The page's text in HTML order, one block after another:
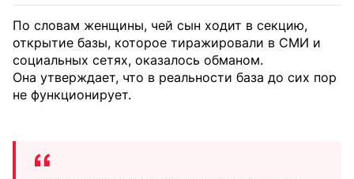
По словам женщины, чей сын ходит в секцию,
открытие базы, которое тиражировали в СМИ и
социальных сетях, оказалось обманом.
Она утверждает, что в реальности база до сих пор
не функционирует.